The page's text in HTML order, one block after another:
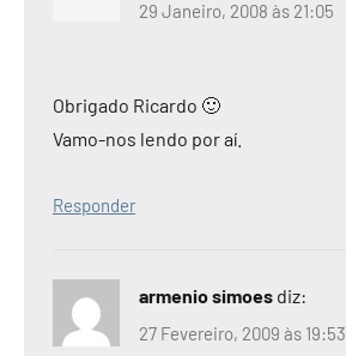
29 Janeiro, 2008 às 21:05
Obrigado Ricardo 🙂
Vamo-nos lendo por aí.
Responder
armenio simoes diz:
27 Fevereiro, 2009 às 19:53